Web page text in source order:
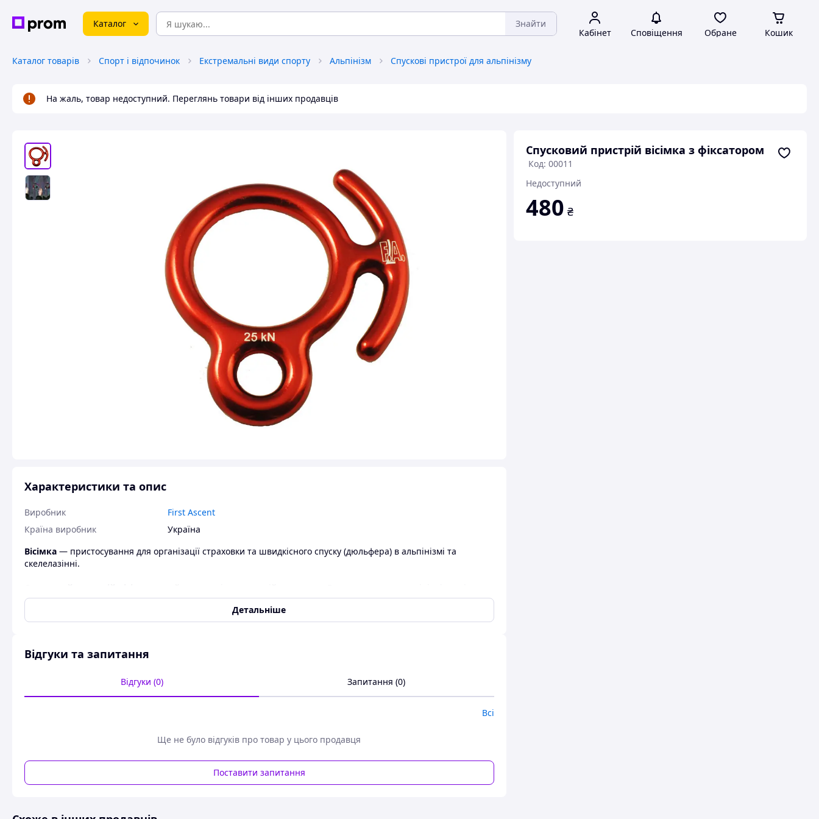
Каталог Знайти
Кабінет Сповіщення Обране Кошик
Каталог товарів Спорт і відпочинок Екстремальні види спорту Альпінізм Спускові пристрої для альпінізму
На жаль, товар недоступний. Переглянь товари від інших продавців
Спусковий пристрій вісімка з фіксатором
Код: 00011
Недоступний
480 ₴
Характеристики та опис
Виробник
First Ascent
Країна виробник
Україна
Вісімка ― пристосування для організації страховки та швидкісного спуску (дюльфера) в альпінізмі та
скелелазінні.
використовують вісімку з фіксатором (вусами, рогами, іклами) — по великому кільцю передбачаються вуса,
на які можна обв'язати мотузку в дві-три петлі. Вісімки без іклів вважаються спортивними ― швидкісними.
Можливий спуск як за одним, так і по подвійній мотузці.
Детальніше
Відгуки та запитання
Відгуки (0) Запитання (0)
Всі
Ще не було відгуків про товар у цього продавця
Поставити запитання